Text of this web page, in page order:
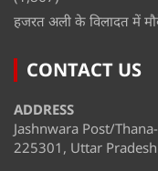
हजरत अली के विलादत में
CONTACT US
ADDRESS
Jashnwara Post/
225301, Uttar Pradesh